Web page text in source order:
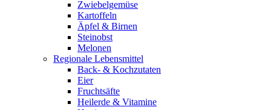
Zwiebelgemüse
Kartoffeln
Äpfel & Birnen
Steinobst
Melonen
Regionale Lebensmittel
Back- & Kochzutaten
Eier
Fruchtsäfte
Heilerde & Vitamine